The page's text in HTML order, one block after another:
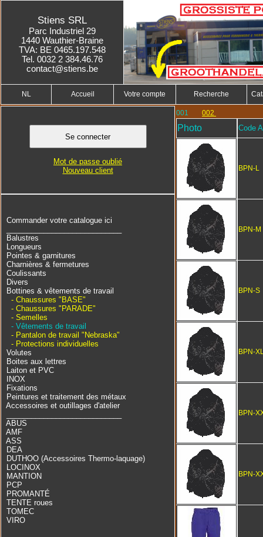
Stiens SRL
Parc Industriel 29
1440 Wauthier-Braine
TVA: BE 0465.197.548
Tel. 0032 2 384.46.76
contact@stiens.be
NL Accueil Votre compte Recherche
Commander votre catalogue ici
Balustres
Longueurs
Pointes & garnitures
Charnières & fermetures
Coulissants
Divers
Bottines & vêtements de travail
- Chaussures "BASE"
- Chaussures "PARADE"
- Semelles
- Vêtements de travail
- Pantalon de travail "Nebraska"
- Protections individuelles
Volutes
Boites aux lettres
Laiton et PVC
INOX
Fixations
Peintures et traitement des métaux
Accessoires et outillages d'atelier
ABUS
AMF
ASS
DEA
DUTHOO (Accessoires Thermo-laquage)
LOCINOX
MANTION
PCP
PROMANTÉ
TENTE roues
TOMEC
VIRO
Mot de passe oublié
Nouveau client
001 002
Photo Code
BPN-L
BPN-M
BPN-S
BPN-
BPN-
BPN-